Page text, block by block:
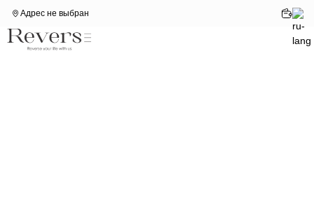
Адрес не выбран